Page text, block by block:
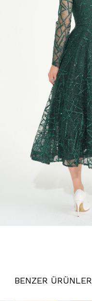
BENZER ÜRÜNLER